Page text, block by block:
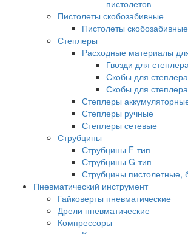
пистолетов
Пистолеты скобозабивные
Пистолеты
Степлеры
Расходные материалы
Гвозди для
Скобы для
Скобы для
Степлеры
Степлеры ручные
Степлеры сетевые
Струбцины
Струбцины F-тип
Струбцины G-тип
Струбцины пистолетные,
Пневматический инструмент
Гайковерты пневматические
Дрели пневматические
Компрессоры